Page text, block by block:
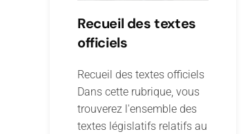
Recueil des textes
officiels
Recueil des textes officiels
Dans cette rubrique, vous
trouverez l'ensemble des
textes législatifs relatifs au